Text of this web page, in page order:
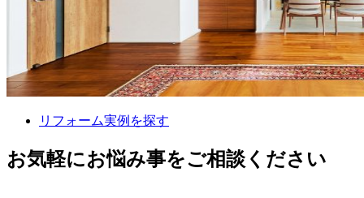
リフォーム実例を探す
お気軽にお悩み事をご相談ください